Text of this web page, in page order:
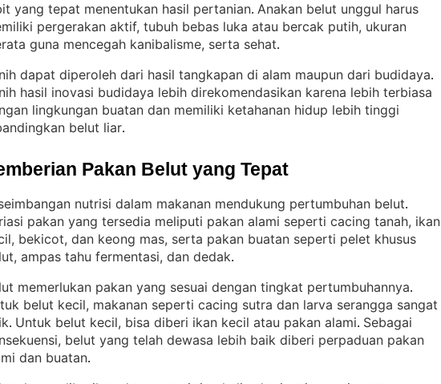
yang tepat menentukan hasil pertanian. Anakan belut unggul harus
pergerakan aktif, tubuh bebas luka atau bercak putih, ukuran
guna mencegah kanibalisme, serta sehat.
dapat diperoleh dari hasil tangkapan di alam maupun dari budidaya
hasil inovasi budidaya lebih direkomendasikan karena lebih terbiasa
lingkungan buatan dan memiliki ketahanan hidup lebih tinggi
belut liar.
Pakan Belut yang Tepat
nutrisi dalam makanan mendukung pertumbuhan belut
pakan yang tersedia meliputi pakan alami seperti cacing tanah, ikan
bekicot, dan keong mas, serta pakan buatan seperti pelet khusus
ampas tahu fermentasi, dan dedak.
memerlukan pakan yang sesuai dengan tingkat pertumbuhannya
belut kecil, makanan seperti cacing sutra dan larva serangga sangat
. Untuk belut kecil, bisa diberi ikan kecil atau pakan alami. Sebagai
belut yang telah dewasa lebih baik diberi perpaduan pakan
dan buatan.